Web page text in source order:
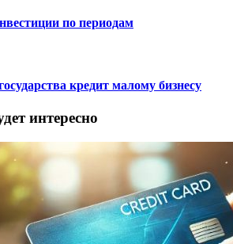
по периодам
кредит малому бизнесу
интересно